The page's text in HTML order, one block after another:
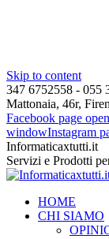
Skip to content
347 6752558 - 055
Mattonaia, 46r,
Facebook page
windowInstagram
Informaticaxtutti.it
Servizi e Prodotti
HOME
CHI SIAMO